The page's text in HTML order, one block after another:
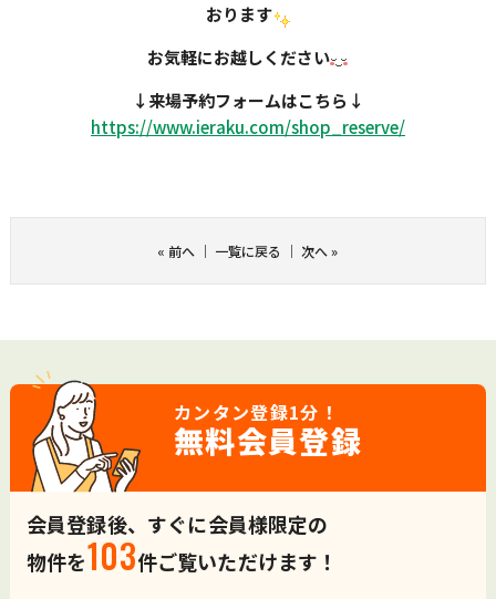
おります
お気軽にお越しください
↓来場予約フォームはこちら ↓
https://www.ieraku.com/shop_ reserve/
« 前へ ｜ 一覧に戻る ｜次へ»
カンタン登録1分！
無料会員登録
会員登録後、すぐに会員様限定の
物件を103件ご覧いただけます！